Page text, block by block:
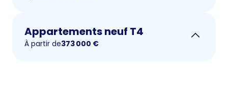
Appartements neuf T4
À partir de373 000 €